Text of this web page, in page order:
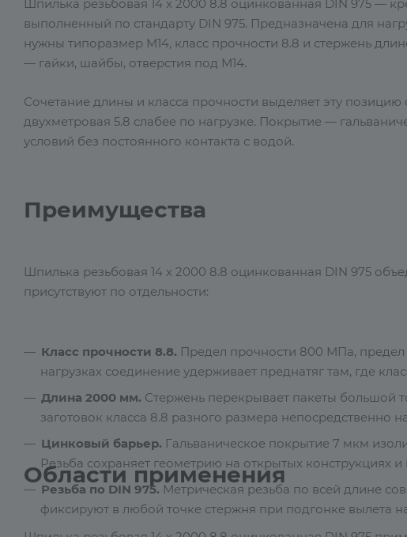
Шпилька резьбовая 14 х 2000 8.8 оцинкованная DIN 975 —
выполненный по стандарту DIN 975. Предназначена для
нужны типоразмер М14, класс прочности 8.8 и стержень
— гайки, шайбы, отверстия под М14.
Сочетание длины и класса прочности выделяет эту
двухметровая 5.8 слабее по нагрузке. Покрытие —
условий без постоянного контакта с водой.
Преимущества
Шпилька резьбовая 14 х 2000 8.8 оцинкованная DIN 975
присутствуют по отдельности:
Класс прочности 8.8. Предел прочности 800 МПа,
нагрузках соединение удерживает преднатяг там, где
Длина 2000 мм. Стержень перекрывает пакеты большой
заготовок класса 8.8 разного размера непосредственно
Цинковый барьер. Гальваническое покрытие 7 мкм
Резьба сохраняет геометрию на открытых
Резьба по DIN 975. Метрическая резьба по всей длине
фиксируют в любой точке стержня при подгонке вылета
Области применения